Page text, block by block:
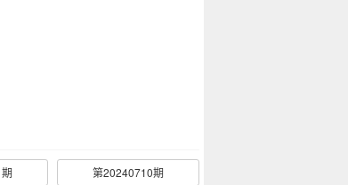
第20240710期